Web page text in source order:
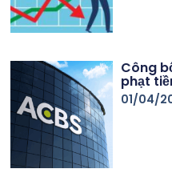
Công
phạt
01/04/